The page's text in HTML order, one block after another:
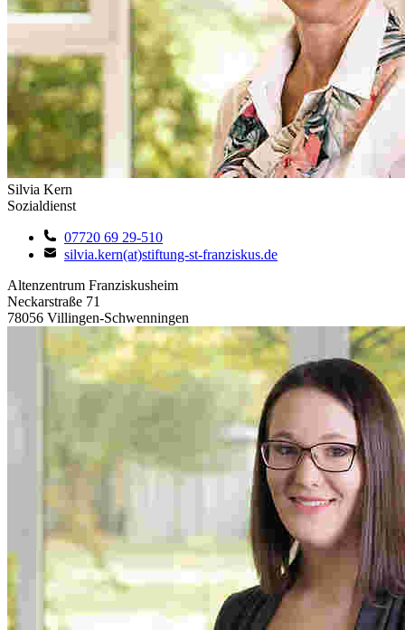
Silvia Kern
Sozialdienst
07720 69 29-510
silvia.kern(at)stiftung-st-franziskus.de
Altenzentrum Franziskusheim
Neckarstraße 71
78056 Villingen-Schwenningen